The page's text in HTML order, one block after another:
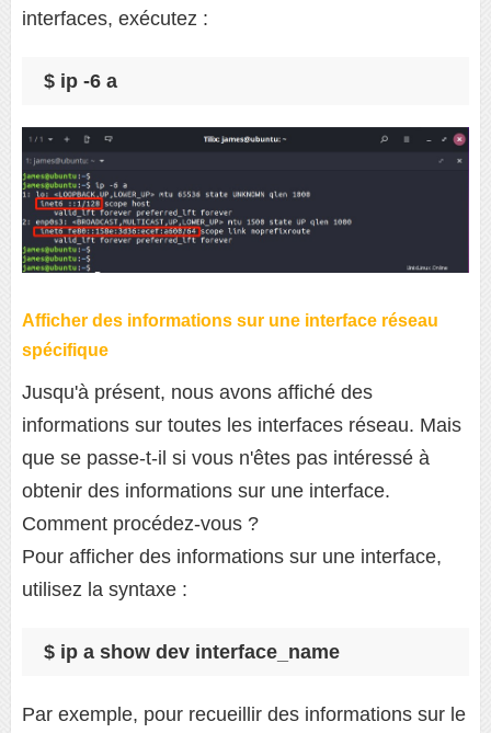
interfaces, exécutez :
$ ip -6 a
Afficher des informations sur une interface réseau
spécifique
Jusqu'à présent, nous avons affiché des
informations sur toutes les interfaces réseau. Mais
que se passe-t-il si vous n'êtes pas intéressé à
obtenir des informations sur une interface.
Comment procédez-vous ?
Pour afficher des informations sur une interface,
utilisez la syntaxe :
$ ip a show dev interface_name
Par exemple, pour recueillir des informations sur le